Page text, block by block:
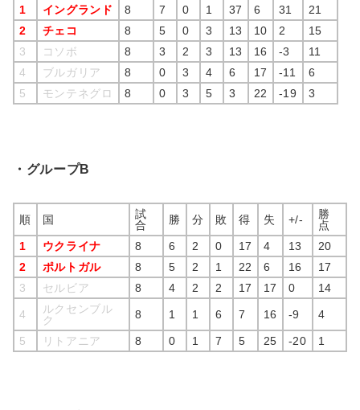
1
イングランド 8 7 0 1 37 6 31
21
2
チェコ 8 5 0 3 13 10 2
15
3
コソボ 8 3 2 3 13 16 -3
11
4
ブルガリア 8 0 3 4 6 17 -11
6
5
モンテネグロ 8 0 3 5 3 22 -19 3
・グループB
順 国
試
合
勝 分 敗 得 失 +/-
勝
点
1
ウクライナ 8 6 2 0 17 4 13
20
2
ポルトガル 8 5 2 1 22 6 16
17
3
セルビア 8 4 2 2 17 17 0 14
4
ルクセンブル
ク
8 1 1 6 7 16 -9 4
5 リトアニア 8 0 1 7 5 25 -20 1